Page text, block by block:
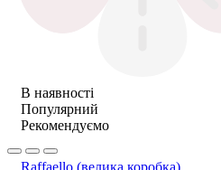
В наявності
Популярний
Рекомендуємо
Raffaello (велика коробка)